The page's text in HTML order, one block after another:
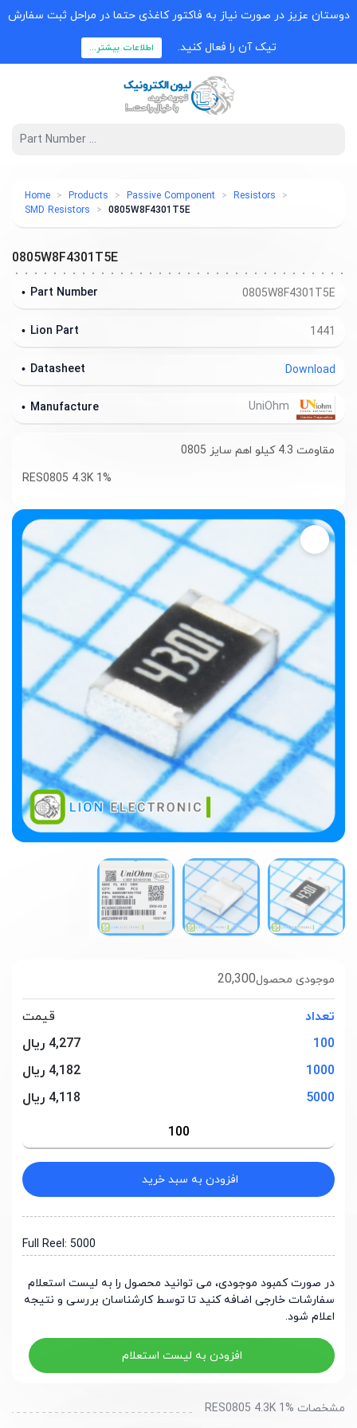
دوستان عزیز در صورت نیاز به فاکتور کاغذی حتما در مراحل ثبت سفارش
تیک آن را فعال کنید. اطلاعات بیشتر...
Home Products Passive Component
Resistors
SMD Resistors
0805W8F4301T5E
20,300موجودی محصول
تعداد
قیمت
100
4,277 ریال
1000
4,182 ریال
5000
4,118 ریال
افزودن به سبد خرید
Full Reel: 5000
در صورت کمبود موجودی، می توانید محصول را به لیست استعلام
سفارشات خارجی اضافه کنید تا توسط کارشناسان بررسی و نتیجه
اعلام شود.
افزودن به لیست استعلام
0805W8F4301T5E
0805W8F4301T5E
Part Number
1441
Lion Part
Download
Datasheet
Manufacture
مقاومت 4.3 کیلو اهم سایز 0805
RES0805 4.3K 1%
مشخصات RES0805 4.3K 1%